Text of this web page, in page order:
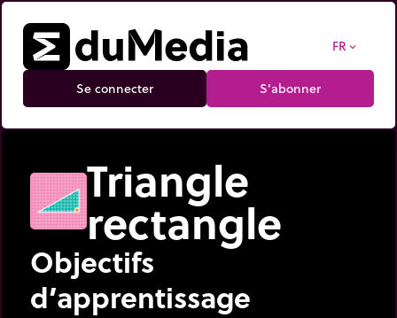
FR expand_more
Se connecter S’abonner
Triangle
rectangle
Objectifs
d’apprentissage